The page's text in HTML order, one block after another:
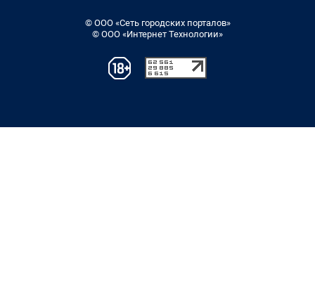
© ООО «Сеть городских порталов»
© ООО «Интернет Технологии»